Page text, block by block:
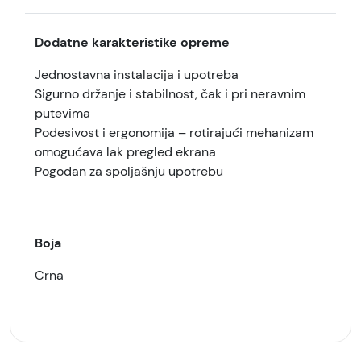
Dodatne karakteristike opreme
Jednostavna instalacija i upotreba
Sigurno držanje i stabilnost, čak i pri neravnim
putevima
Podesivost i ergonomija – rotirajući mehanizam
omogućava lak pregled ekrana
Pogodan za spoljašnju upotrebu
Boja
Crna